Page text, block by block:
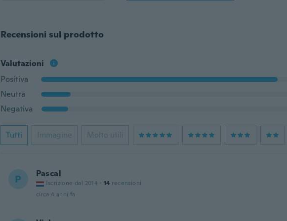
Recensioni sul prodotto
Valutazioni
Positiva
Neutra
Negativa
Tutti Immagine Molto utili
P Pascal
Iscrizione dal 2014 · 14 recensioni
circa 4 anni fa